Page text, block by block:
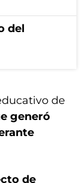
del
de
generó
de